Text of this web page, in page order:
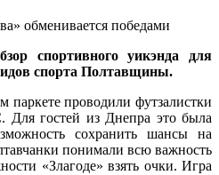
спортивного уикэнда для
спорта Полтавщины.
проводили футзалистки
гостей из Днепра это была
сохранить шансы на
понимали всю важность
«Злагоде» взять очки. Игра